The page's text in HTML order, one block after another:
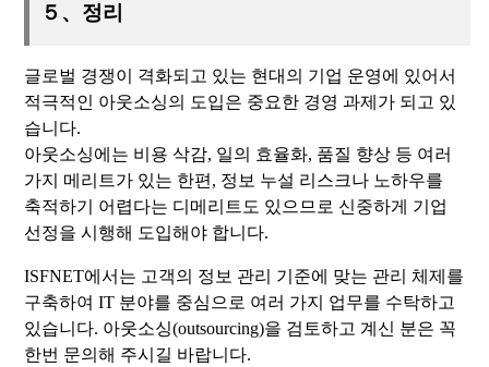
５、정리
글로벌 경쟁이 격화되고 있는 현대의 기업 운영에 있어서
적극적인 아웃소싱의 도입은 중요한 경영 과제가 되고 있
습니다.
아웃소싱에는 비용 삭감, 일의 효율화, 품질 향상 등 여러
가지 메리트가 있는 한편, 정보 누설 리스크나 노하우를
축적하기 어렵다는 디메리트도 있으므로 신중하게 기업
선정을 시행해 도입해야 합니다.
ISFNET에서는 고객의 정보 관리 기준에 맞는 관리 체제를
구축하여 IT 분야를 중심으로 여러 가지 업무를 수탁하고
있습니다. 아웃소싱(outsourcing)을 검토하고 계신 분은 꼭
한번 문의해 주시길 바랍니다.